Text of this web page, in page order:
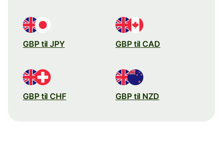
GBP til JPY GBP til CAD
GBP til CHF GBP til NZD